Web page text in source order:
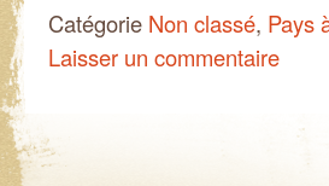
Catégorie Non classé, Pays
Laisser un commentaire